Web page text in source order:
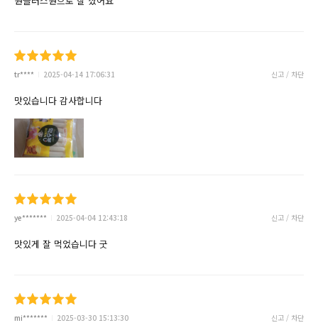
tr**** 2025-04-14 17:06:31 신고 / 차단
맛있습니다 감사합니다
ye******* 2025-04-04 12:43:18 신고 / 차단
맛있게 잘 먹었습니다 굿
mi******* 2025-03-30 15:13:30 신고 / 차단